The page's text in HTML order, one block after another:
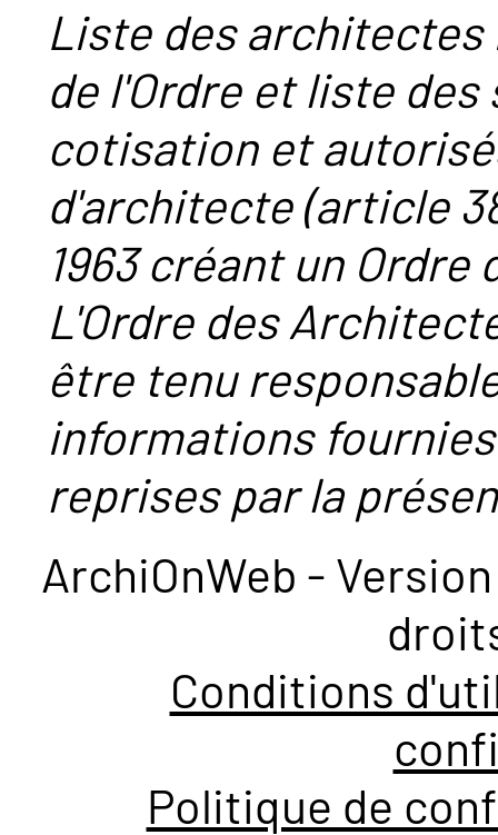
Liste des
de l'Ordre et liste
cotisation et
d'architecte (article
1963 créant un
L'Ordre des
être tenu
informations
reprises par la
ArchiOnWeb -
Conditions
Politique de